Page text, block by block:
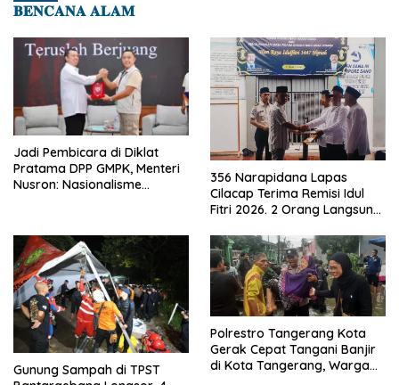
𝐁𝐄𝐍𝐂𝐀𝐍𝐀 𝐀𝐋𝐀𝐌
Jadi Pembicara di Diklat
Pratama DPP GMPK, Menteri
Nusron: Nasionalisme
356 Narapidana Lapas
Cilacap Terima Remisi Idul
Fitri 2026. 2 Orang Langsung
Gunung Sampah di TPST
Polrestro Tangerang Kota
Gerak Cepat Tangani Banjir
di Kota Tangerang, Warga